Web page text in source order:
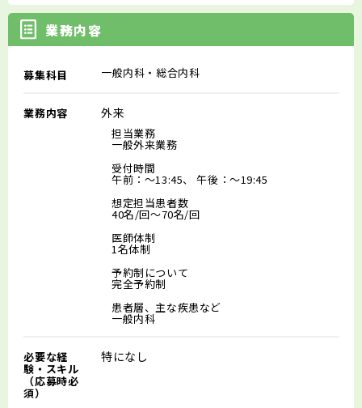
業務内容
募集科目 一般内科・総合内科
業務内容 外来
担当業務
一般外来業務
受付時間
午前：～13:45、 午後：～19:45
想定担当患者数
40名/回～70名/回
医師体制
1名体制
予約制について
完全予約制
患者層、主な疾患など
一般内科
必要な経
験・スキル
（応募時必
須）
特になし